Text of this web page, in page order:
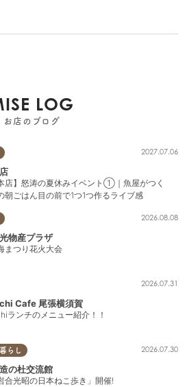
LOG
お店のブログ
2027.07.06
店】怒涛の夏休みイベント①｜魚屋がつく
朝ごはん目の前で1つ1つ作るライブ感
2026.08.08
物産プラザ
まつり花火大会
2026.07.31
Cafe 尾張横須賀
ランチのメニュー紹介！！
らし 2026.07.30
の杜交流館
合光昭の日本ねこ歩き」開催!